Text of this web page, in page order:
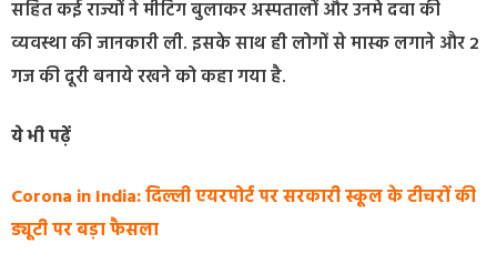
सहित कई राज्यों ने मीटिंग बुलाकर अस्पतालों और उनमे दवा की
व्यवस्था की जानकारी ली. इसके साथ ही लोगों से मास्क लगाने और 2
गज की दूरी बनाये रखने को कहा गया है.
ये भी पढ़ें
Corona in India: दिल्ली एयरपोर्ट पर सरकारी स्कूल के टीचरों की
ड्यूटी पर बड़ा फैसला